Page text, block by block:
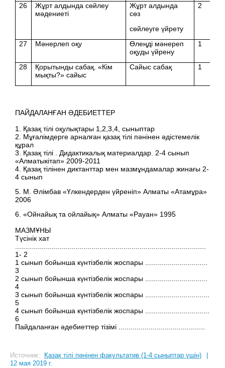
26
Жұрт алдында сөйлеу
мәдениеті
Жұрт алдында
сөз
сөйлеуге үйрету
2
27 Мәнерлеп оқу
Өлеңді мәнереп
оқуды үйрену
1
28
Қорытынды сабақ. «Кім
мықты?» сайыс
Сайыс сабақ 1
ПАЙДАЛАНҒАН ӘДЕБИЕТТЕР
1. Қазақ тілі оқулықтары 1,2,3,4, сыныптар
2. Мұғалімдерге арналған қазақ тілі пәнінен әдістемелік
құрал
3. Қазақ тілі . Дидактикалық материалдар. 2-4 сынып
«Алматыкітап» 2009-2011
4. Қазақ тілінен диктанттар мен мазмұндамалар жинағы 2-
4 сынып
5. М. Әлімбав «Үлкендерден үйреніп» Алматы «Атамұра»
2006
6. «Ойнайық та ойлайық» Алматы «Рауан» 1995
МАЗМҰНЫ
Түсінік хат
...............................................................................................
1- 2
1 сынып бойынша күнтізбелік жоспары ...............................
3
2 сынып бойынша күнтізбелік жоспары ...............................
4
3 сынып бойынша күнтізбелік жоспары ................................
5
4 сынып бойынша күнтізбелік жоспары ................................
6
Пайдаланған әдебиеттер тізімі ...........................................
Источник: Қазақ тілі пәнінен факультатив (1-4 сыныптар үшін)
12 мая 2019 г.